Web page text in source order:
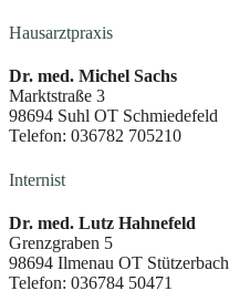
Hausarztpraxis
Dr. med. Michel Sachs
Marktstraße 3
98694 Suhl OT Schmiedefeld
Telefon: 036782 705210
Internist
Dr. med. Lutz Hahnefeld
Grenzgraben 5
98694 Ilmenau OT Stützerbach
Telefon: 036784 50471